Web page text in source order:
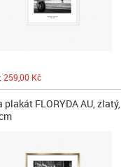
259,00 Kč
plakát FLORYDA AU, zlatý,